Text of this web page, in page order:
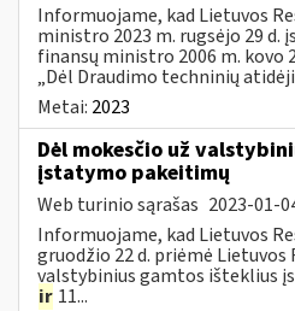
Informuojame, kad Lietuvos
ministro 2023 m. rugsėjo 29 d.
finansų ministro 2006 m. kovo
„Dėl Draudimo techninių
Metai: 2023
Dėl mokesčio už
įstatymo pakeitimų
Web turinio sąrašas 2023-01-
Informuojame, kad Lietuvos
gruodžio 22 d. priėmė
valstybinius gamtos išteklius
ir 11...